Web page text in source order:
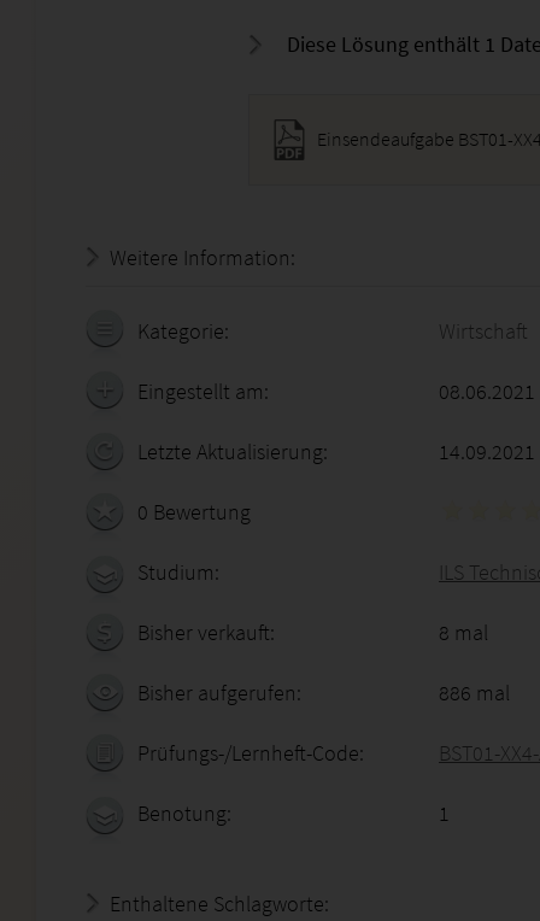
Diese Lösung enthält 1
Einsendeaufgabe BST01-
Weitere Information:
Kategorie: Wirtschaft
Eingestellt am:
Letzte Aktualisierung: 14.09.2021
0 Bewertung
Studium: ILS
Bisher verkauft: 8 mal
Bisher aufgerufen: 886 mal
Prüfungs-/Lernheft-Code: BST01-
Benotung: 1
Enthaltene Schlagworte: